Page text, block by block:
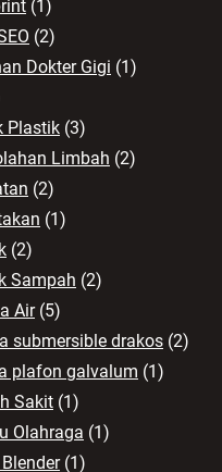
(1)
(2)
Dokter Gigi (1)
Plastik (3)
Limbah (2)
(2)
(1)
(2)
Sampah (2)
Air(5)
submersible drakos (2)
plafon galvalum (1)
Sakit (1)
Olahraga (1)
(1)